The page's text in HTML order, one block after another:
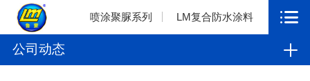
喷涂聚脲系列 LM复合防水涂料
公司动态